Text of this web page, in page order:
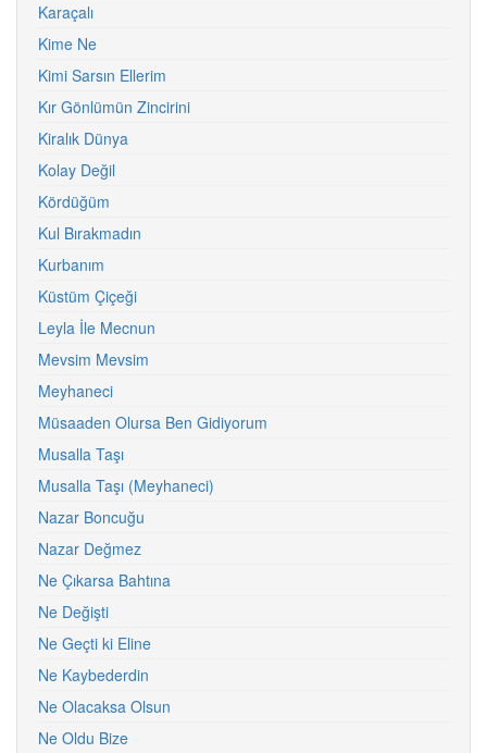
Karaçalı
Kime Ne
Kimi Sarsın Ellerim
Kır Gönlümün Zincirini
Kiralık Dünya
Kolay Değil
Kördüğüm
Kul Bırakmadın
Kurbanım
Küstüm Çiçeği
Leyla İle Mecnun
Mevsim Mevsim
Meyhaneci
Müsaaden Olursa Ben Gidiyorum
Musalla Taşı
Musalla Taşı (Meyhaneci)
Nazar Boncuğu
Nazar Değmez
Ne Çıkarsa Bahtına
Ne Değişti
Ne Geçti ki Eline
Ne Kaybederdin
Ne Olacaksa Olsun
Ne Oldu Bize